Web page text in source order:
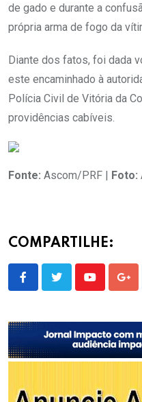
de gado e durante a
própria arma de fogo da
Diante dos fatos, foi dada
este encaminhado à
Polícia Civil de Vitória da
providências cabíveis.
Fonte: Ascom/PRF | Foto:
COMPARTILHE:
Youtube